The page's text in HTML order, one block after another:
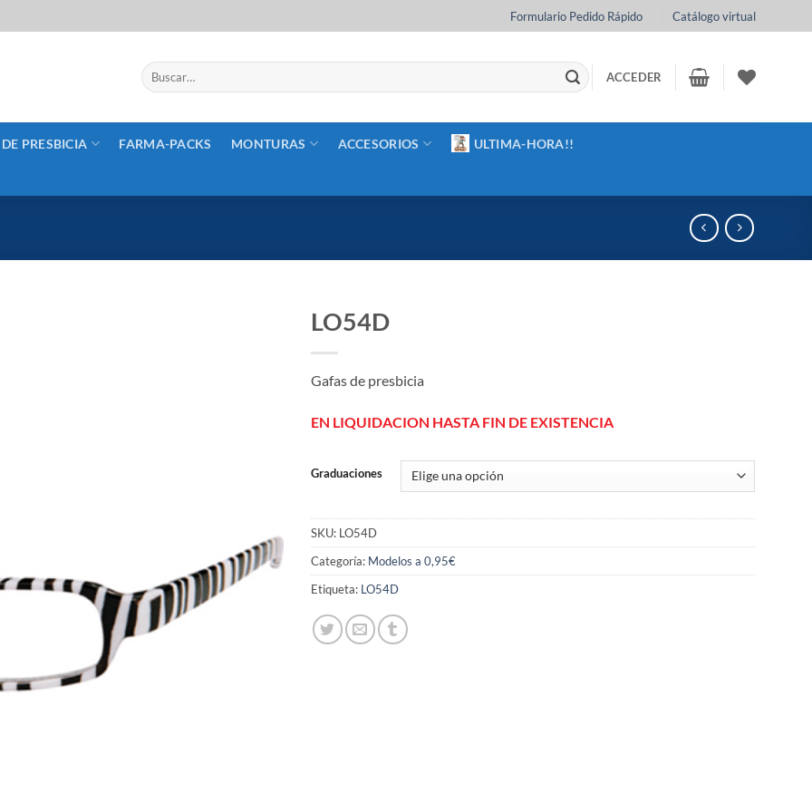
Formulario Pedido Rápido Catálogo virtual
Buscar
por:
ACCEDER
PRESBICIA FARMA-PACKS MONTURAS ACCESORIOS ULTIMA-HORA!!
LO54D
Gafas de presbicia
EN LIQUIDACION HASTA FIN DE EXISTENCIA
Graduaciones
SKU: LO54D
Categoría: Modelos a 0,95€
Etiqueta: LO54D